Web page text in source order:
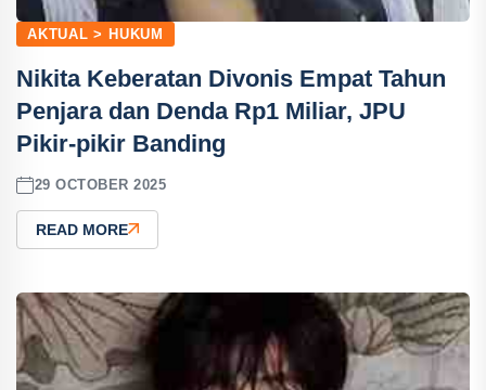
AKTUAL > HUKUM
Nikita Keberatan Divonis Empat Tahun
Penjara dan Denda Rp1 Miliar, JPU
Pikir-pikir Banding
29 OCTOBER 2025
READ MORE